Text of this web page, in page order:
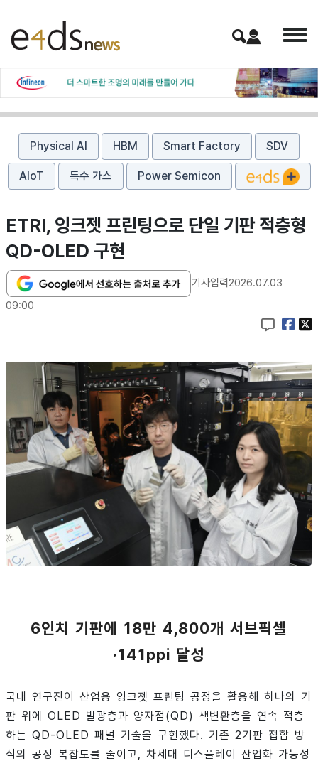
Physical AI HBM Smart Factory SDV
AIoT 특수 가스 Power Semicon
ETRI, 잉크젯 프린팅으로 단일 기판 적층형
QD-OLED 구현
기사입력2026.07.03
09:00
6인치 기판에 18만 4,800개 서브픽셀
·141ppi 달성
국내 연구진이 산업용 잉크젯 프린팅 공정을 활용해 하나의 기
판 위에 OLED 발광층과 양자점(QD) 색변환층을 연속 적층
하는 QD-OLED 패널 기술을 구현했다. 기존 2기판 접합 방
식의 공정 복잡도를 줄이고, 차세대 디스플레이 산업화 가능성